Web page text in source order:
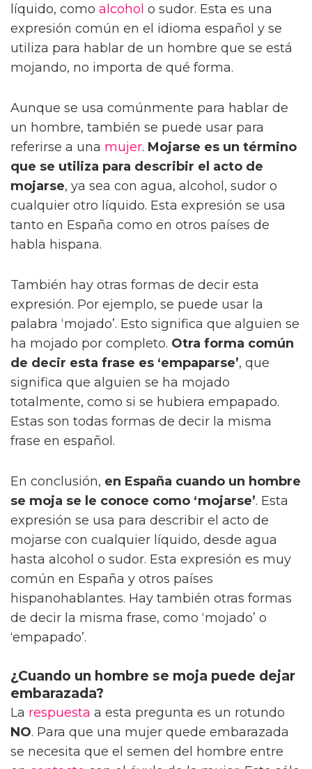
líquido, como alcohol o sudor. Esta es una
expresión común en el idioma español y se
utiliza para hablar de un hombre que se está
mojando, no importa de qué forma.
Aunque se usa comúnmente para hablar de
un hombre, también se puede usar para
referirse a una mujer. Mojarse es un término
que se utiliza para describir el acto de
mojarse, ya sea con agua, alcohol, sudor o
cualquier otro líquido. Esta expresión se usa
tanto en España como en otros países de
habla hispana.
También hay otras formas de decir esta
expresión. Por ejemplo, se puede usar la
palabra ‘mojado’. Esto significa que alguien se
ha mojado por completo. Otra forma común
de decir esta frase es ‘empaparse’, que
significa que alguien se ha mojado
totalmente, como si se hubiera empapado.
Estas son todas formas de decir la misma
frase en español.
En conclusión, en España cuando un hombre
se moja se le conoce como ‘mojarse’. Esta
expresión se usa para describir el acto de
mojarse con cualquier líquido, desde agua
hasta alcohol o sudor. Esta expresión es muy
común en España y otros países
hispanohablantes. Hay también otras formas
de decir la misma frase, como ‘mojado’ o
‘empapado’.
¿Cuando un hombre se moja puede dejar
embarazada?
La respuesta a esta pregunta es un rotundo
NO. Para que una mujer quede embarazada
se necesita que el semen del hombre entre